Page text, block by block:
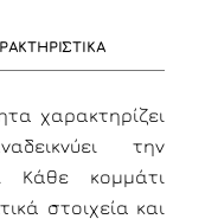
χαρακτηρίζει
την
Κάθε κομμάτι
στοιχεία και